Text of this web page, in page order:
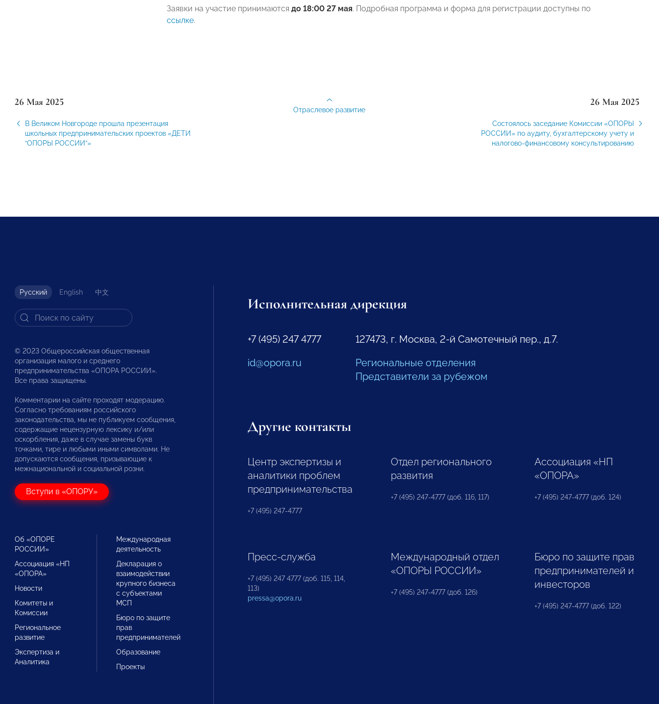
Заявки на участие принимаются до 18:00 27 мая. Подробная программа и форма для регистрации доступны по
ссылке.
26 Мая 2025
В Великом Новгороде прошла презентация
школьных предпринимательских проектов «ДЕТИ
“ОПОРЫ РОССИИ”»
26 Мая 2025
Состоялось заседание Комиссии «ОПОРЫ
РОССИИ» по аудиту, бухгалтерскому учету и
налогово-финансовому консультированию
Отраслевое развитие
Русский English 中文
© 2023 Общероссийская общественная
организация малого и среднего
предпринимательства «ОПОРА РОССИИ».
Все права защищены.
Комментарии на сайте проходят модерацию.
Согласно требованиям российского
законодательства, мы не публикуем сообщения,
содержащие нецензурную лексику и/или
оскорбления, даже в случае замены букв
точками, тире и любыми иными символами. Не
допускаются сообщения, призывающие к
межнациональной и социальной розни.
Вступи в «ОПОРУ»
Об «ОПОРЕ
РОССИИ»
Ассоциация «НП
«ОПОРА»
Новости
Комитеты и
Комиссии
Региональное
развитие
Экспертиза и
Аналитика
Международная
деятельность
Декларация о
взаимодействии
крупного бизнеса
с субъектами
МСП
Бюро по защите
прав
предпринимателей
Образование
Проекты
Исполнительная дирекция
+7 (495) 247 4777
id@opora.ru
127473, г. Москва, 2-й Самотечный пер., д.7.
Региональные отделения
Представители за рубежом
Другие контакты
Центр экспертизы и
аналитики проблем
предпринимательства
+7 (495) 247-4777
Отдел регионального
развития
+7 (495) 247-4777 (доб. 116, 117)
Ассоциация «НП
«ОПОРА»
+7 (495) 247-4777 (доб. 124)
Пресс-служба
+7 (495) 247 4777 (доб. 115, 114,
113)
pressa@opora.ru
Международный отдел
«ОПОРЫ РОССИИ»
+7 (495) 247-4777 (доб. 126)
Бюро по защите прав
предпринимателей и
инвесторов
+7 (495) 247-4777 (доб. 122)